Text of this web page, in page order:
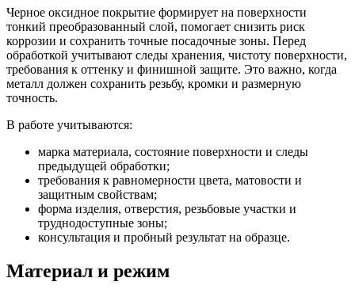
Черное оксидное покрытие формирует на поверхности
тонкий преобразованный слой, помогает снизить риск
коррозии и сохранить точные посадочные зоны. Перед
обработкой учитывают следы хранения, чистоту поверхности,
требования к оттенку и финишной защите. Это важно, когда
металл должен сохранить резьбу, кромки и размерную
точность.
В работе учитываются:
марка материала, состояние поверхности и следы
предыдущей обработки;
требования к равномерности цвета, матовости и
защитным свойствам;
форма изделия, отверстия, резьбовые участки и
труднодоступные зоны;
консультация и пробный результат на образце.
Материал и режим